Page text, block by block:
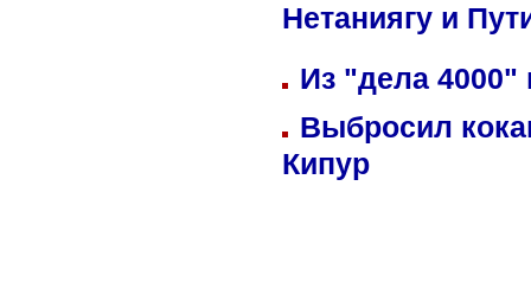
Нетаниягу и
Из "дела 4000"
Выбросил
Кипур